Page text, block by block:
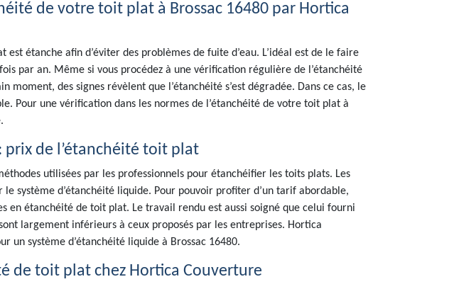
de votre toit plat à Brossac 16480 par Hortica
est étanche afin d’éviter des problèmes de fuite d’eau. L’idéal est de le faire
par an. Même si vous procédez à une vérification régulière de l’étanchéité
moment, des signes révèlent que l’étanchéité s’est dégradée. Dans ce cas, le
Pour une vérification dans les normes de l’étanchéité de votre toit plat à
prix de l’étanchéité toit plat
utilisées par les professionnels pour étanchéifier les toits plats. Les
système d’étanchéité liquide. Pour pouvoir profiter d’un tarif abordable,
en étanchéité de toit plat. Le travail rendu est aussi soigné que celui fourni
largement inférieurs à ceux proposés par les entreprises. Hortica
un système d’étanchéité liquide à Brossac 16480.
de toit plat chez Hortica Couverture